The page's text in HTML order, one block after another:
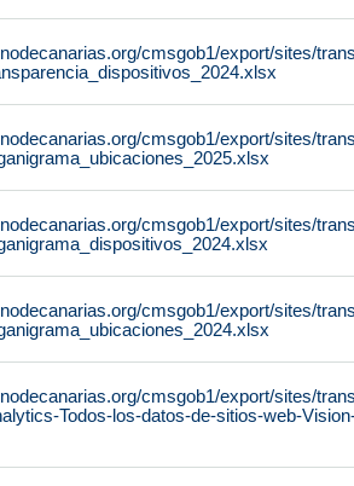
cmsgob1/export/sites/
cmsgob1/export/sites/
cmsgob1/export/sites/
cmsgob1/export/sites/
cmsgob1/export/sites/
Todos-los-datos-de-sitios-web-